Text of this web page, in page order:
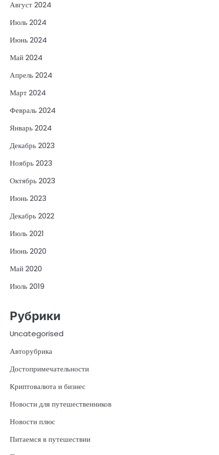
Август 2024
Июль 2024
Июнь 2024
Май 2024
Апрель 2024
Март 2024
Февраль 2024
Январь 2024
Декабрь 2023
Ноябрь 2023
Октябрь 2023
Июнь 2023
Декабрь 2022
Июль 2021
Июнь 2020
Май 2020
Июль 2019
Рубрики
Uncategorised
Авторубрика
Достопримечательности
Криптовалюта и бизнес
Новости для путешественников
Новости плюс
Питаемся в путешествии